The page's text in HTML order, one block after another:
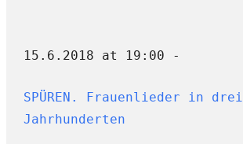
15.6.2018 at 19:00 -
SPÜREN. Frauenlieder in drei
Jahrhunderten